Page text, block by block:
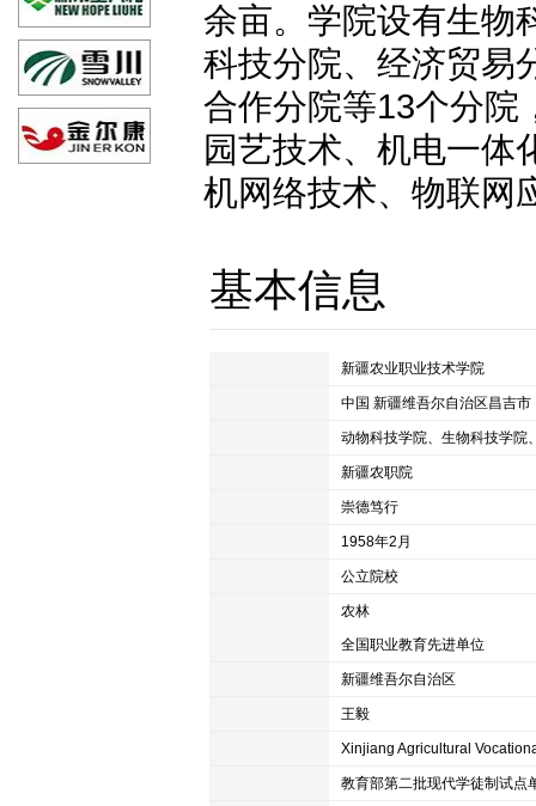
余亩。学院设有生物
科技分院、经济贸易
合作分院等13个分院
园艺技术、机电一体
机网络技术、物联网
基本信息
新疆农业职业技术学院
中国 新疆维吾尔自治区昌吉市
动物科技学院、生物科技学院
新疆农职院
崇德笃行
1958年2月
公立院校
农林
全国职业教育先进单位
新疆维吾尔自治区
王毅
Xinjiang Agricultural
教育部第二批现代学徒制试点